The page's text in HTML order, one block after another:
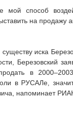
мой способ
на продажу
иска
Березовский
в
в РУСАЛе,
напоминает